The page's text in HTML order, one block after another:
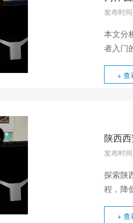
发布时
本文分
者入门
+ 查
陕西
发布时
探索陕
程，降
+ 查